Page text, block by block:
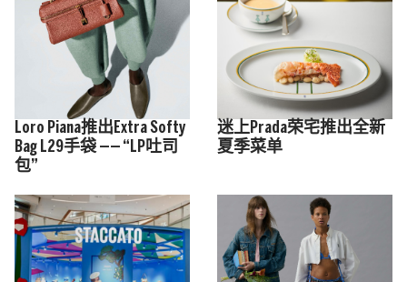
Loro Piana推出Extra Softy
Bag L29手袋 —— “LP吐司
包”
迷上Prada荣宅推出全新
夏季菜单